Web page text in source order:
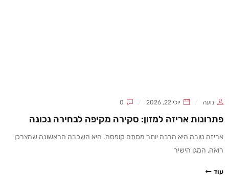
נועה יולי 22, 2026
פתרונות אריזה למזון: סקירה מקיפה לבחירה נכונה
אריזה טובה היא הרבה יותר מסתם קופסה. היא השכבה הראשונה שהצרכן
רואה, המגן הישיר
עוד